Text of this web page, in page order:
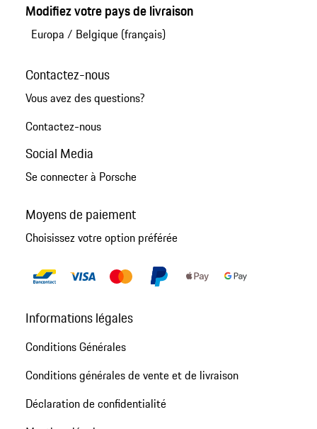
Modifiez votre pays de livraison
Europa / Belgique (français)
Contactez-nous
Vous avez des questions?
Contactez-nous
Social Media
Se connecter à Porsche
Moyens de paiement
Choisissez votre option préférée
Informations légales
Conditions Générales
Conditions générales de vente et de livraison
Déclaration de confidentialité